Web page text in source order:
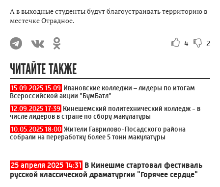
А в выходные студенты будут благоустраивать территорию в
местечке Отрадное.
4 2
ЧИТАЙТЕ ТАКЖЕ
15.09.2025 15:09 Ивановские колледжи – лидеры по итогам
Всероссийской акции "БумБатл"
12.09.2025 17:39 Кинешемский политехнический колледж - в
числе лидеров в стране по сбору макулатуры
10.05.2025 18:00 Жители Гаврилово-Посадского района
собрали на переработку более 5 тонн макулатуры
25 апреля 2025 14:31 В Кинешме стартовал фестиваль
русской классической драматургии "Горячее сердце"